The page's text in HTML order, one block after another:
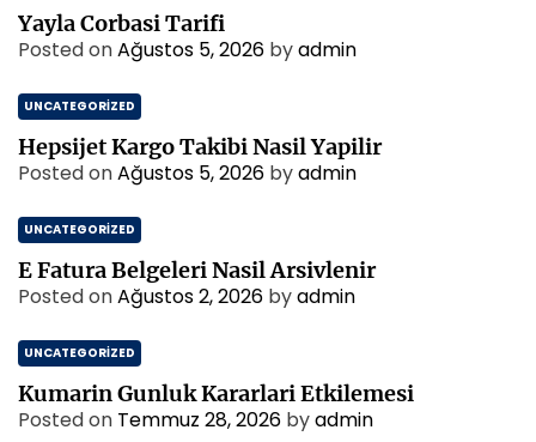
Yayla Corbasi Tarifi
Posted onAğustos 5, 2026 byadmin
UNCATEGORIZED
Hepsijet Kargo Takibi Nasil Yapilir
Posted onAğustos 5, 2026 byadmin
UNCATEGORIZED
E Fatura Belgeleri Nasil Arsivlenir
Posted onAğustos 2, 2026 byadmin
UNCATEGORIZED
Kumarin Gunluk Kararlari Etkilemesi
Posted on Temmuz 28, 2026 byadmin